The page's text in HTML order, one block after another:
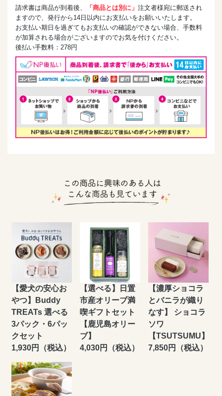
請求書は商品が到着後、 「商品とは別に」 注文者様宛に郵送され
ますので、発行から14日以内にお支払いをお願いいたします。
お支払い期日を過ぎてもお支払いの確認ができない場合、手数料
が加算される場合がございますのでお気を付けください。
後払い手数料：278円
【愛犬の安心お
やつ】Buddy
TREATs 選べる
3パック・6パッ
クセット
1,930円（税込）
【選べる】日置
市産オリーブ満
喫ギフトセット
【鹿児島オリー
ブ】
4,030円（税込）
【濃厚ショコラ
とバニラが織り
なす】 ショコラ
ソワ
【TSUTSUMU】
7,850円（税込）